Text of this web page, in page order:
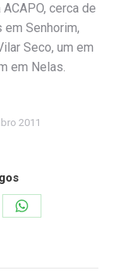
cerca de
Senhorim,
Seco, um em
em Nelas.
2011
Share